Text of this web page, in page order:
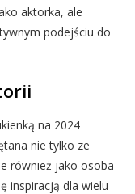
aktorka, ale
podejściu do
na 2024
nie tylko ze
również jako osoba
inspiracją dla wielu